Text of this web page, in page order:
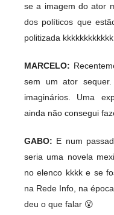
se a imagem do ator
dos políticos que
politizada kkkkkkkkkkkk
MARCELO:
sem um ator sequer.
imaginários. Uma
ainda não consegui
GABO: E num
seria uma novela
no elenco kkkk e se
na Rede Info, na
deu o que falar 😮